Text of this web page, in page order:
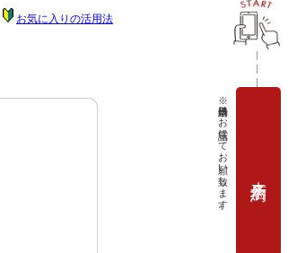
お気に入りの活用法
※当日予約はお電話にてお願い致します。